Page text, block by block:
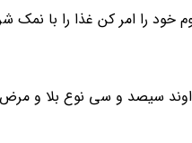
را امر کن غذا را با نمک
سیصد و سی نوع بلا و مرض